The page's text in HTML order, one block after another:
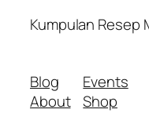
Kumpulan Resep
Blog
About
Events
Shop